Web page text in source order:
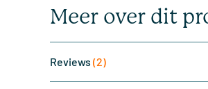
Meer over dit
Reviews (2)